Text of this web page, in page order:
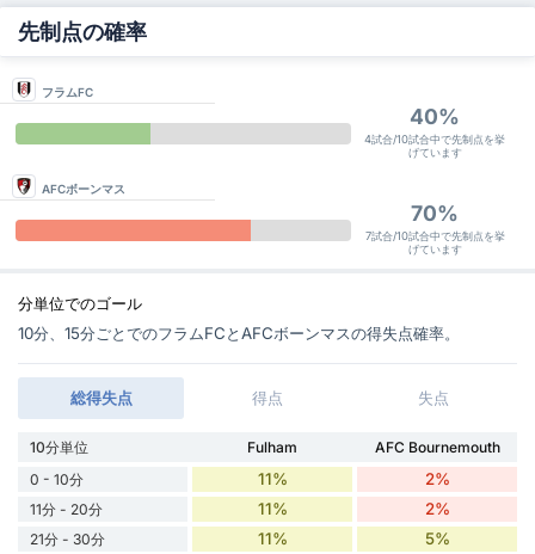
先制点の確率
フラムFC
40%
4試合/10試合中で先制点を挙
げています
AFCボーンマス
70%
7試合/10試合中で先制点を挙
げています
分単位でのゴール
10分、15分ごとでのフラムFCとAFCボーンマスの得失点確率。
総得失点 得点 失点
10分単位 Fulham
AFC Bournemouth
0 - 10分
11% 2%
11分 - 20分 11% 2%
21分 - 30分 11% 5%